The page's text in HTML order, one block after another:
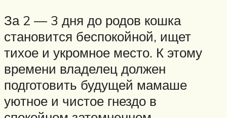
За 2 — 3 дня до родов кошка
становится беспокойной, ищет
тихое и укромное место. К этому
времени владелец должен
подготовить будущей мамаше
уютное и чистое гнездо в